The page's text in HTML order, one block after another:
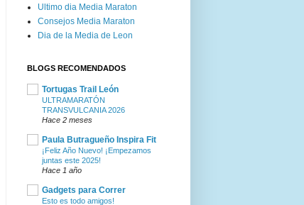
Ultimo dia Media Maraton
Consejos Media Maraton
Dia de la Media de Leon
BLOGS RECOMENDADOS
Tortugas Trail León
ULTRAMARATÓN
TRANSVULCANIA 2026
Hace 2 meses
Paula Butragueño Inspira Fit
¡Feliz Año Nuevo! ¡Empezamos
juntas este 2025!
Hace 1 año
Gadgets para Correr
Esto es todo amigos!